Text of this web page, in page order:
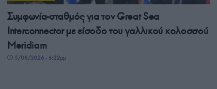
Συμφωνία-σταθμός για τον Great Sea
Interconnector με είσοδο του γαλλικού κολοσσού
Meridiam
5/08/2026 - 6:22μμ